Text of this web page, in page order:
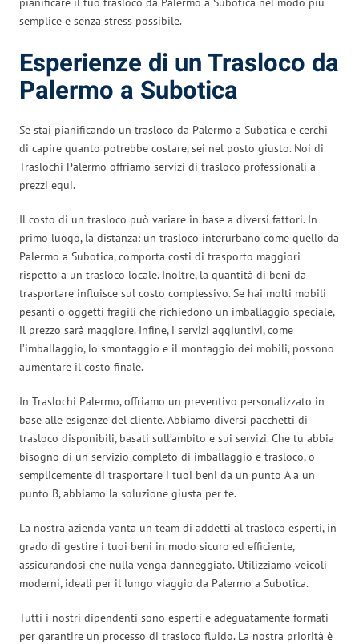
semplice e senza stress possibile.
Esperienze di un Trasloco da
Palermo a Subotica
Se stai pianificando un trasloco da Palermo a Subotica e cerchi
di capire quanto potrebbe costare, sei nel posto giusto. Noi di
Traslochi Palermo offriamo servizi di trasloco professionali a
prezzi equi.
Il costo di un trasloco può variare in base a diversi fattori. In
primo luogo, la distanza: un trasloco interurbano come quello da
Palermo a Subotica, comporta costi di trasporto maggiori
rispetto a un trasloco locale. Inoltre, la quantità di beni da
trasportare influisce sul costo complessivo. Se hai molti mobili
pesanti o oggetti fragili che richiedono un imballaggio speciale,
il prezzo sarà maggiore. Infine, i servizi aggiuntivi, come
l’imballaggio, lo smontaggio e il montaggio dei mobili, possono
aumentare il costo finale.
In Traslochi Palermo, offriamo un preventivo personalizzato in
base alle esigenze del cliente. Abbiamo diversi pacchetti di
trasloco disponibili, basati sull’ambito e sui servizi. Che tu abbia
bisogno di un servizio completo di imballaggio e trasloco, o
semplicemente di trasportare i tuoi beni da un punto A a un
punto B, abbiamo la soluzione giusta per te.
La nostra azienda vanta un team di addetti al trasloco esperti, in
grado di gestire i tuoi beni in modo sicuro ed efficiente,
assicurandosi che nulla venga danneggiato. Utilizziamo veicoli
moderni, ideali per il lungo viaggio da Palermo a Subotica.
Tutti i nostri dipendenti sono esperti e adeguatamente formati
per garantire un processo di trasloco fluido. La nostra priorità è